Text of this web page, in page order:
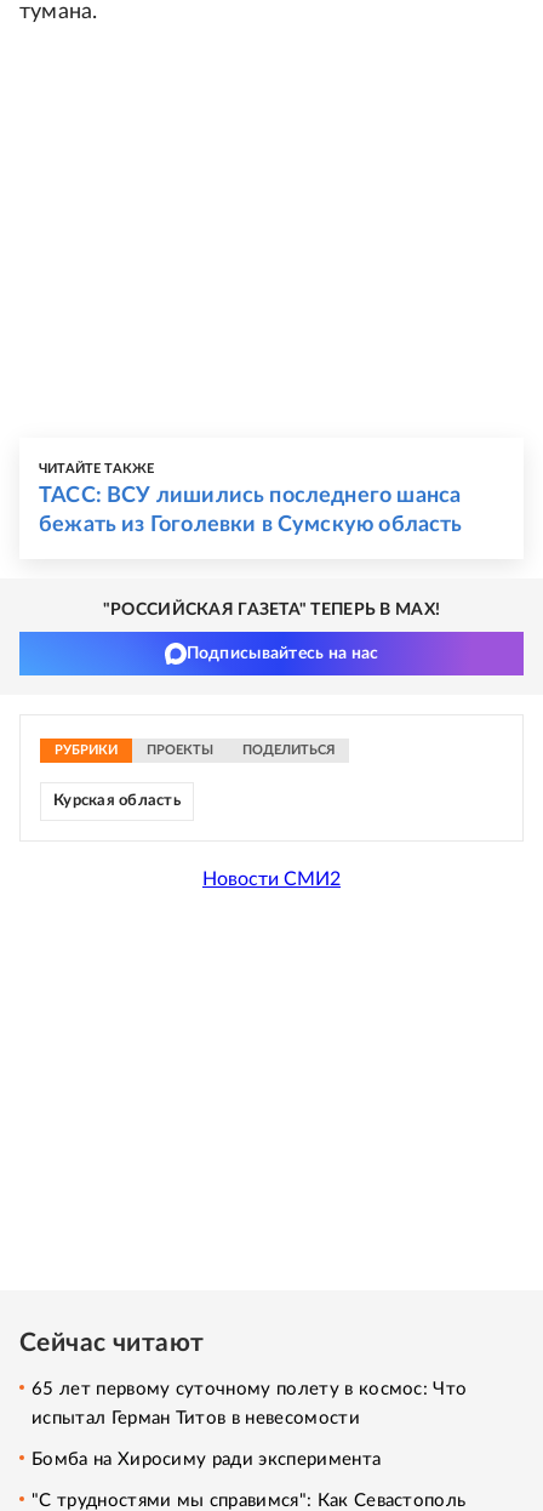
тумана.
ЧИТАЙТЕ ТАКЖЕ
ТАСС: ВСУ лишились последнего шанса
бежать из Гоголевки в Сумскую область
"РОССИЙСКАЯ ГАЗЕТА" ТЕПЕРЬ В MAX!
Подписывайтесь на нас
РУБРИКИ ПРОЕКТЫ ПОДЕЛИТЬСЯ
Курская область
Новости СМИ2
Сейчас читают
65 лет первому суточному полету в космос: Что
испытал Герман Титов в невесомости
Бомба на Хиросиму ради эксперимента
"С трудностями мы справимся": Как Севастополь